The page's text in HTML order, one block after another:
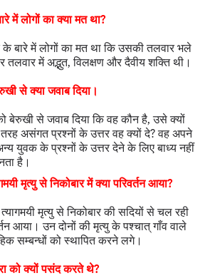
में लोगों का क्या मत था?
के बारे में लोगों का मत था कि उसकी तलवार भले
तलवार में अद्भुत, विलक्षण और दैवीय शक्ति थी।
से क्या जवाब दिया।
को बेरुखी से जवाब दिया कि वह कौन है, उसे क्यों
असंगत प्रश्नों के उत्तर वह क्यों दे? वह अपने
युवक के प्रश्नों के उत्तर देने के लिए बाध्य नहीं
है।
मृत्यु से निकोबार में क्या परिवर्तन आया?
त्यागमयी मृत्यु से निकोबार की सदियों से चल रही
आया। उन दोनों की मृत्यु के पश्चात् गाँव वाले
सम्बन्धों को स्थापित करने लगे।
को क्यों पसंद करते थे?